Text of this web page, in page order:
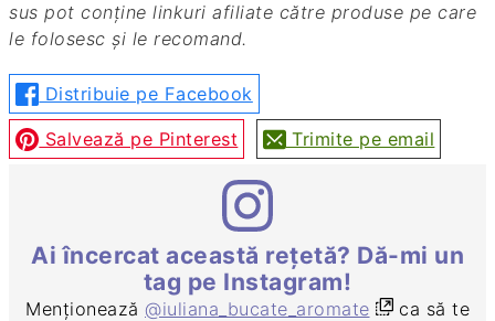
sus pot conține linkuri afiliate către produse pe care
le folosesc și le recomand.
Distribuie pe Facebook
Salvează pe Pinterest Trimite pe email
Ai încercat această rețetă? Dă-mi un
tag pe Instagram!
Menționează @iuliana_bucate_aromate
ca să te